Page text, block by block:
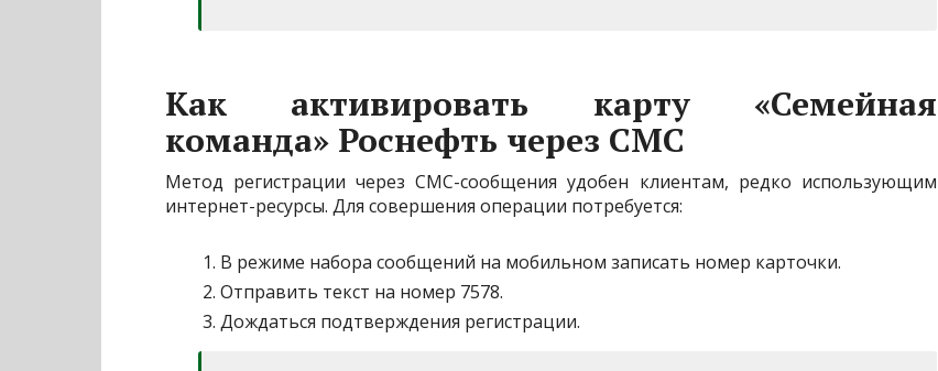
Как активировать карту «Семейная
команда» Роснефть через СМС
Метод регистрации через СМС-сообщения удобен клиентам, редко использующим
интернет-ресурсы. Для совершения операции потребуется:
В режиме набора сообщений на мобильном записать номер карточки.
Отправить текст на номер 7578.
Дождаться подтверждения регистрации.